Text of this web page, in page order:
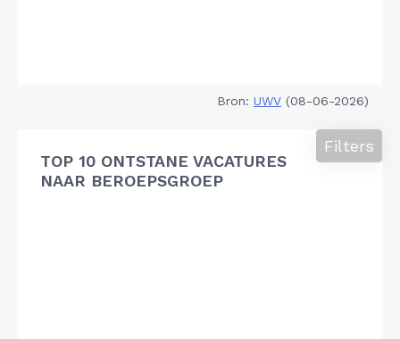
Bron: UWV (08-06-2026)
TOP 10 ONTSTANE VACATURES
NAAR BEROEPSGROEP
Filters